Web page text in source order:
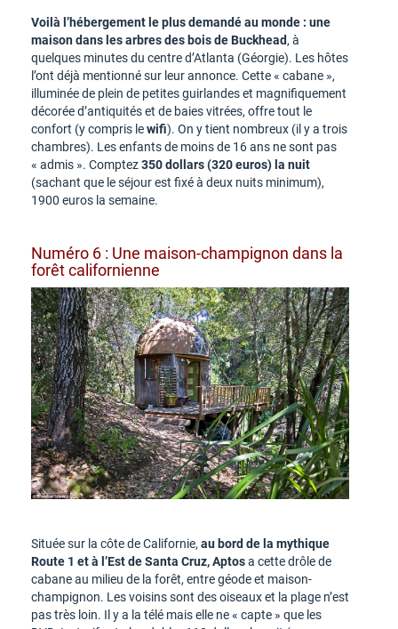
Voilà l’hébergement le plus demandé au monde : une
maison dans les arbres des bois de Buckhead, à
quelques minutes du centre d’Atlanta (Géorgie). Les hôtes
l’ont déjà mentionné sur leur annonce. Cette « cabane »,
illuminée de plein de petites guirlandes et magnifiquement
décorée d’antiquités et de baies vitrées, offre tout le
confort (y compris lewifi). On y tient nombreux (il y a trois
chambres). Les enfants de moins de 16 ans ne sont pas
« admis ». Comptez350 dollars (320 euros) la nuit
(sachant que le séjour est fixé à deux nuits minimum),
1900 euros la semaine.
Numéro 6 : Une maison-champignon dans la
forêt californienne
Située sur la côte de Californie, au bord de la mythique
Route 1 et à l’Est de Santa Cruz, Aptosa cette drôle de
cabane au milieu de la forêt, entre géode et maison-
champignon. Les voisins sont des oiseaux et la plage n’est
pas très loin. Il y a la télé mais elle ne « capte » que les